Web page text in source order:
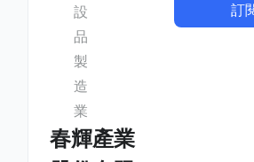
設
品
製
造
業
春輝產業
訂